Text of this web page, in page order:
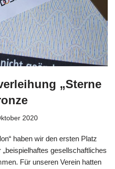
„Sterne
2020
haben wir den ersten Platz
gesellschaftliches
Für unseren Verein hatten